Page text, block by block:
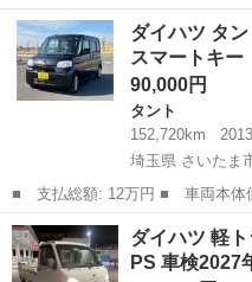
ETC、純正ナビ フルセグテレビ
エンブレムあたりに、目立たな
傷程度で、状態良好で...
神奈川 藤沢市 湘南台駅
ダイハツ タ
スマートキー
90,000円
タント
152,720km
埼玉県 さいたま
■ 支払総額: 12万円 ■ 車両本体価格： 90,000 円 ■ メーカー
名： ダイハツ ■ 車種名： タ
動スライドドア スマートキ
5D ■...
埼玉 さいたま市 タント
ダイハツ 軽
PS 車検2027